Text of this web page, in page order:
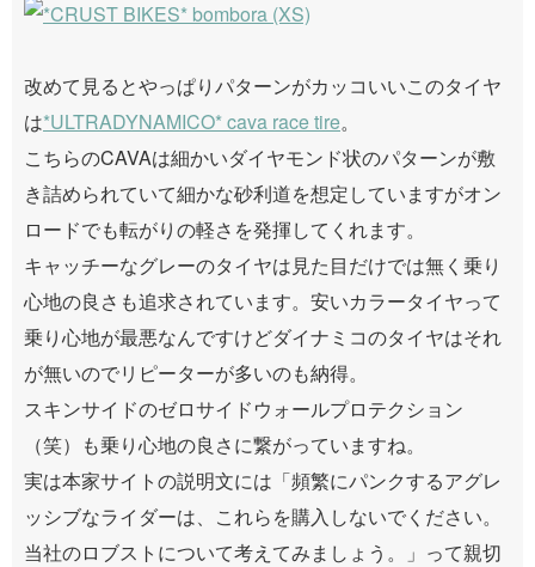
改めて見るとやっぱりパターンがカッコいいこのタイヤ
は*ULTRADYNAMICO* cava race tire。
こちらのCAVAは細かいダイヤモンド状のパターンが敷
き詰められていて細かな砂利道を想定していますがオン
ロードでも転がりの軽さを発揮してくれます。
キャッチーなグレーのタイヤは見た目だけでは無く乗り
心地の良さも追求されています。安いカラータイヤって
乗り心地が最悪なんですけどダイナミコのタイヤはそれ
が無いのでリピーターが多いのも納得。
スキンサイドのゼロサイドウォールプロテクション
（笑）も乗り心地の良さに繋がっていますね。
実は本家サイトの説明文には「頻繁にパンクするアグレ
ッシブなライダーは、これらを購入しないでください。
当社のロブストについて考えてみましょう。」って親切